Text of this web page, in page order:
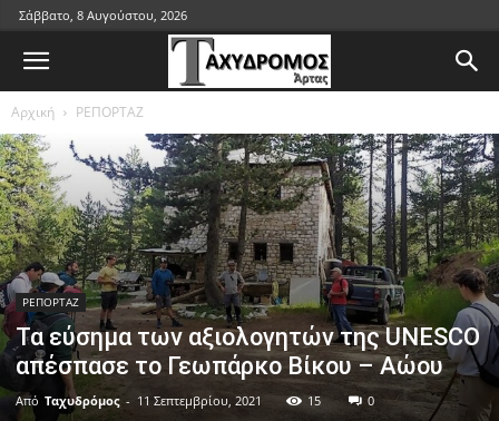
Σάββατο, 8 Αυγούστου, 2026
Αρχική ΡΕΠΟΡΤΑΖ
ΡΕΠΟΡΤΑΖ
Τα εύσημα των αξιολογητών της UNESCO
απέσπασε το Γεωπάρκο Βίκου – Αώου
Από Ταχυδρόμος - 11 Σεπτεμβρίου, 2021 15 0